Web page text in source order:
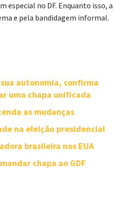
especial no DF. Enquanto isso, a
e pela bandidagem informal.
autonomia, confirma
uma chapa unificada
as mudanças
na eleição presidencial
brasileira nos EUA
chapa ao GDF